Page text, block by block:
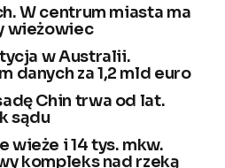
W centrum miasta ma
wieżowiec
w Australii.
danych za 1,2 mld euro
Chin trwa od lat.
sądu
i 14 tys. mkw.
kompleks nad rzeką